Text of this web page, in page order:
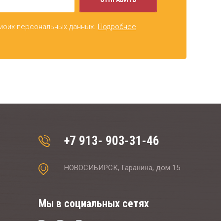
персональных данных. Подробнее
+7 913- 903-31-46
НОВОСИБИРСК, Гаранина, дом 15
Мы в социальных сетях